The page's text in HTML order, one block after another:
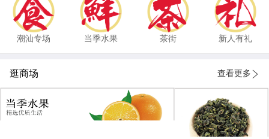
潮汕专场 当季水果 茶街 新人有礼
逛商场 查看更多